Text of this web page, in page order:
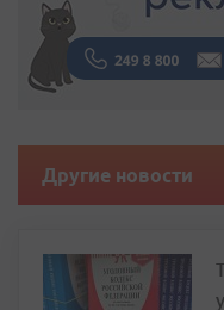
Другие новости